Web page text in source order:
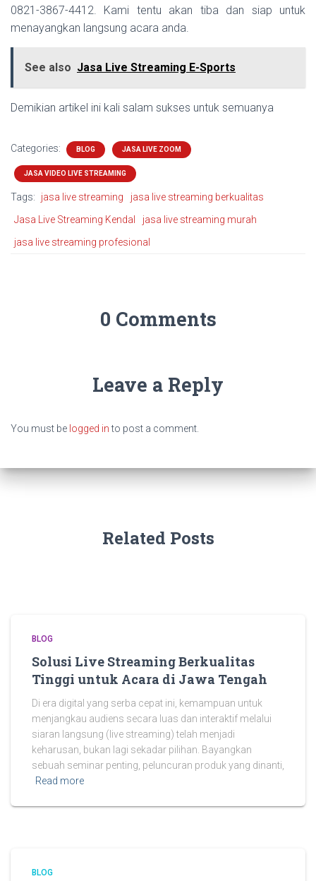
0821-3867-4412. Kami tentu akan tiba dan siap untuk
menayangkan langsung acara anda.
See also Jasa Live Streaming E-Sports
Demikian artikel ini kali salam sukses untuk semuanya
Categories: BLOG JASA LIVE ZOOM
JASA VIDEO LIVE STREAMING
Tags: jasa live streaming
jasa live streaming berkualitas
Jasa Live Streaming Kendal
jasa live streaming murah
jasa live streaming profesional
0 Comments
Leave a Reply
You must be logged into post a comment.
Related Posts
BLOG
Solusi Live Streaming Berkualitas
Tinggi untuk Acara di Jawa Tengah
Di era digital yang serba cepat ini, kemampuan untuk
menjangkau audiens secara luas dan interaktif melalui
siaran langsung (live streaming) telah menjadi
keharusan, bukan lagi sekadar pilihan. Bayangkan
sebuah seminar penting, peluncuran produk yang dinanti,
Read more
BLOG